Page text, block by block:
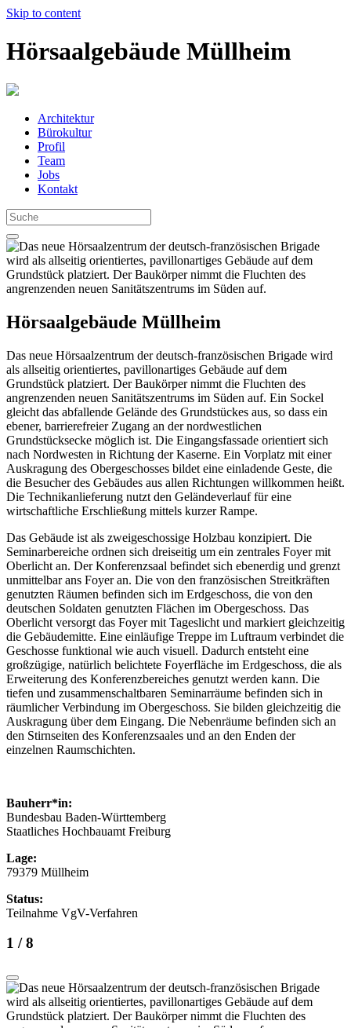
Skip to content
Hörsaalgebäude Müllheim
Architektur
Bürokultur
Profil
Team
Jobs
Kontakt
Hörsaalgebäude Müllheim
Das neue Hörsaalzentrum der deutsch-französischen Brigade wird
als allseitig orientiertes, pavillonartiges Gebäude auf dem
Grundstück platziert. Der Baukörper nimmt die Fluchten des
angrenzenden neuen Sanitätszentrums im Süden auf. Ein Sockel
gleicht das abfallende Gelände des Grundstückes aus, so dass ein
ebener, barrierefreier Zugang an der nordwestlichen
Grundstücksecke möglich ist. Die Eingangsfassade orientiert sich
nach Nordwesten in Richtung der Kaserne. Ein Vorplatz mit einer
Auskragung des Obergeschosses bildet eine einladende Geste, die
die Besucher des Gebäudes aus allen Richtungen willkommen heißt.
Die Technikanlieferung nutzt den Geländeverlauf für eine
wirtschaftliche Erschließung mittels kurzer Rampe.
Das Gebäude ist als zweigeschossige Holzbau konzipiert. Die
Seminarbereiche ordnen sich dreiseitig um ein zentrales Foyer mit
Oberlicht an. Der Konferenzsaal befindet sich ebenerdig und grenzt
unmittelbar ans Foyer an. Die von den französischen Streitkräften
genutzten Räumen befinden sich im Erdgeschoss, die von den
deutschen Soldaten genutzten Flächen im Obergeschoss. Das
Oberlicht versorgt das Foyer mit Tageslicht und markiert gleichzeitig
die Gebäudemitte. Eine einläufige Treppe im Luftraum verbindet die
Geschosse funktional wie auch visuell. Dadurch entsteht eine
großzügige, natürlich belichtete Foyerfläche im Erdgeschoss, die als
Erweiterung des Konferenzbereiches genutzt werden kann. Die
tiefen und zusammenschaltbaren Seminarräume befinden sich in
räumlicher Verbindung im Obergeschoss. Sie bilden gleichzeitig die
Auskragung über dem Eingang. Die Nebenräume befinden sich an
den Stirnseiten des Konferenzsaales und an den Enden der
einzelnen Raumschichten.
Bauherr*in:
Bundesbau Baden-Württemberg
Staatliches Hochbauamt Freiburg
Lage:
79379 Müllheim
Status:
Teilnahme VgV-Verfahren
1 / 8